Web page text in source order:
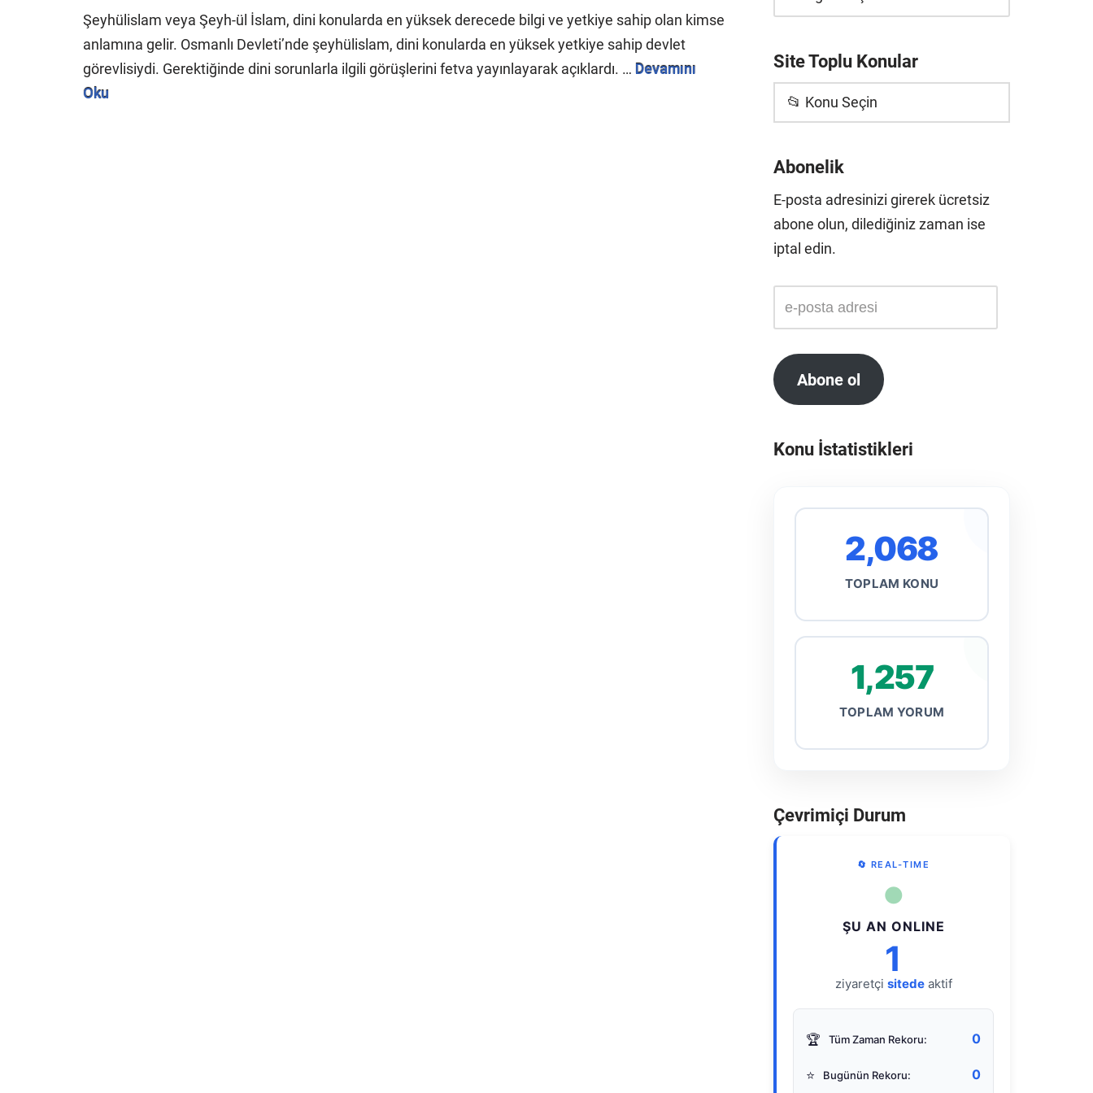
Şeyhülislam veya Şeyh-ül İslam, dini konularda en yüksek derecede bilgi ve yetkiye sahip olan kimse
anlamına gelir. Osmanlı Devleti’nde şeyhülislam, dini konularda en yüksek yetkiye sahip devlet
görevlisiydi. Gerektiğinde dini sorunlarla ilgili görüşlerini fetva yayınlayarak açıklardı. … Devamını
Oku
Site Toplu Konular
📂 Konu Seçin
Abonelik
E-posta adresinizi girerek ücretsiz
abone olun, dilediğiniz zaman ise
iptal edin.
Abone ol
Konu İstatistikleri
2,068
TOPLAM KONU
1,257
TOPLAM YORUM
Çevrimiçi Durum
🔄 REAL-TIME
●
ŞU AN ONLINE
1
ziyaretçi sitedeaktif
🏆 Tüm Zaman Rekoru: 0
⭐ Bugünün Rekoru: 0